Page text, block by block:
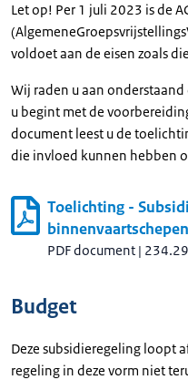
Let op! Per 1 juli 2023 is de
voldoet aan de eisen zoals
Wij raden u aan
u begint met de
document leest u de
die invloed kunnen hebben
Toelichting -
PDF document |
Budget
Deze subsidieregeling loopt
regeling in deze vorm niet